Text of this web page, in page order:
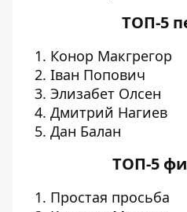
ТОП-5
Конор Макгрегор
Іван Попович
Элизабет Олсен
Дмитрий Нагиев
Дан Балан
ТОП-5
Простая просьба